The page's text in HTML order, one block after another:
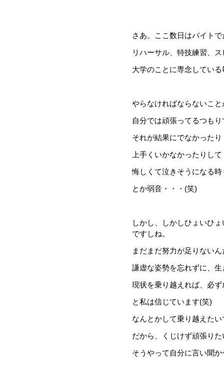
さあ。ここ数日はバイト
リハーサル、特技練習、
大学のことに専念してい
やらなければならないこ
自分では頑張ってるつもり
それが結果にでなかったり
上手くいかなかったりして
悔しくて泣きそうになる
とか弱音・・・(笑)
しかし、しかしひょいひ
ですしね。
まだまだ努力が足りないん
謙虚な姿勢を忘れずに、
現状を乗り越えれば、必
と私は信じています(笑)
なんとかして乗り越えた
だから、くじけず頑張り
そうやって自分に言い聞